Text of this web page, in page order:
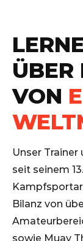
ÜBER
VON
Unser
seit seinem
Bilanz von
sowie Muay